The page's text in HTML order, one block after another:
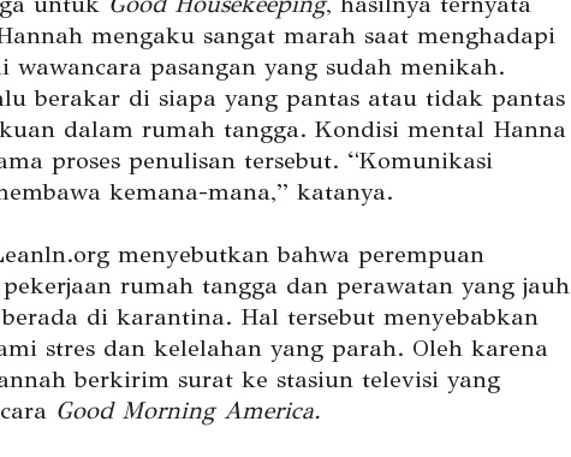
mengaku sangat marah saat menghadapi
wawancara pasangan yang sudah menikah.
berakar di siapa yang pantas atau tidak pantas
dalam rumah tangga. Kondisi mental Hanna
proses penulisan tersebut. “Komunikasi
kemana-mana,” katanya.
menyebutkan bahwa perempuan
rumah tangga dan perawatan yang jauh
di karantina. Hal tersebut menyebabkan
stres dan kelelahan yang parah. Oleh karena
berkirim surat ke stasiun televisi yang
Good Morning America.